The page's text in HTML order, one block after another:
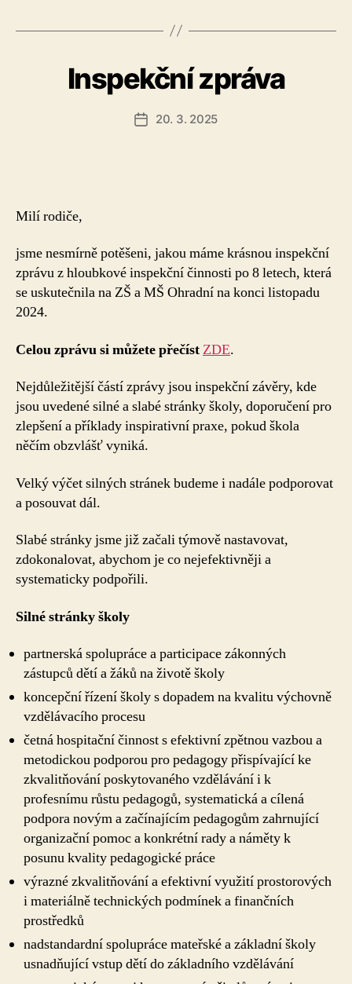
Inspekční zpráva
Datum
20. 3. 2025
Milí rodiče,
jsme nesmírně potěšeni, jakou máme krásnou inspekční
zprávu z hloubkové inspekční činnosti po 8 letech, která
se uskutečnila na ZŠ a MŠ Ohradní na konci listopadu
2024.
Celou zprávu si můžete přečístZDE.
Nejdůležitější částí zprávy jsou inspekční závěry, kde
jsou uvedené silné a slabé stránky školy, doporučení pro
zlepšení a příklady inspirativní praxe, pokud škola
něčím obzvlášť vyniká.
Velký výčet silných stránek budeme i nadále podporovat
a posouvat dál.
Slabé stránky jsme již začali týmově nastavovat,
zdokonalovat, abychom je co nejefektivněji a
systematicky podpořili.
Silné stránky školy
partnerská spolupráce a participace zákonných
zástupců dětí a žáků na životě školy
koncepční řízení školy s dopadem na kvalitu výchovně
vzdělávacího procesu
četná hospitační činnost s efektivní zpětnou vazbou a
metodickou podporou pro pedagogy přispívající ke
zkvalitňování poskytovaného vzdělávání i k
profesnímu růstu pedagogů, systematická a cílená
podpora novým a začínajícím pedagogům zahrnující
organizační pomoc a konkrétní rady a náměty k
posunu kvality pedagogické práce
výrazné zkvalitňování a efektivní využití prostorových
i materiálně technických podmínek a finančních
prostředků
nadstandardní spolupráce mateřské a základní školy
usnadňující vstup dětí do základního vzdělávání